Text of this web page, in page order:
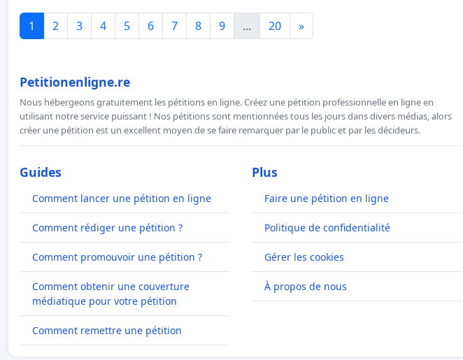
1 2 3 4 5 6 7 8 9 ... 20 »
Petitionenligne.re
Nous hébergeons gratuitement les pétitions en ligne. Créez une pétition professionnelle en ligne en
utilisant notre service puissant ! Nos pétitions sont mentionnées tous les jours dans divers médias, alors
créer une pétition est un excellent moyen de se faire remarquer par le public et par les décideurs.
Guides
Comment lancer une pétition en ligne
Comment rédiger une pétition ?
Comment promouvoir une pétition ?
Comment obtenir une couverture
médiatique pour votre pétition
Comment remettre une pétition
Plus
Faire une pétition en ligne
Politique de confidentialité
Gérer les cookies
À propos de nous